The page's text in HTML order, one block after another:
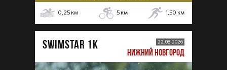
0,25 км 5 км 1,50 км
SWIMSTAR 1K 22.08.2026
НИЖНИЙ НОВГОРОД